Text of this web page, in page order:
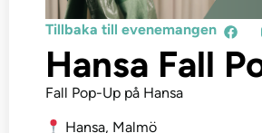
Tillbaka till evenemangen
Hansa Fall
Fall Pop-Up på Hansa
Hansa, Malmö